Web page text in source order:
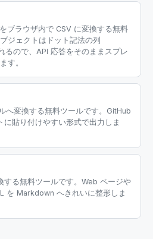
ブラウザ内で CSV に変換する無料
ジェクトはドット記法の列
るので、API 応答をそのままスプレ
す。
へ変換する無料ツールです。GitHub
に貼り付けやすい形式で出力しま
る無料ツールです。Web ページや
を Markdown へきれいに整形しま